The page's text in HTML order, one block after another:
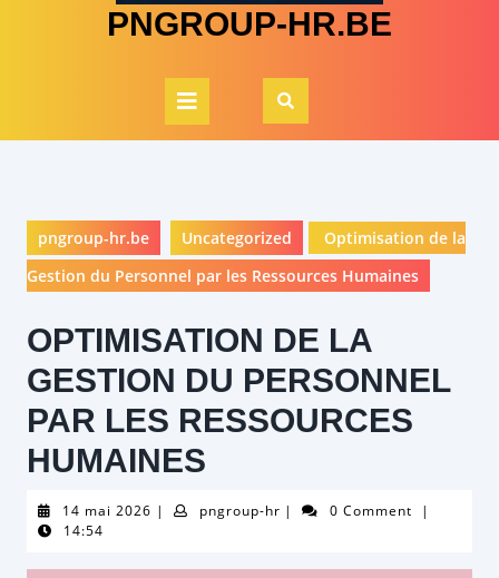
PNGROUP-HR.BE
Open
Button
pngroup-hr.be Uncategorized
Optimisation de la
Gestion du Personnel par les Ressources Humaines
OPTIMISATION DE LA
GESTION DU PERSONNEL
PAR LES RESSOURCES
HUMAINES
14 mai 2026 14| pngroup-hrpngroup-
| 0 Comment
|
14:54